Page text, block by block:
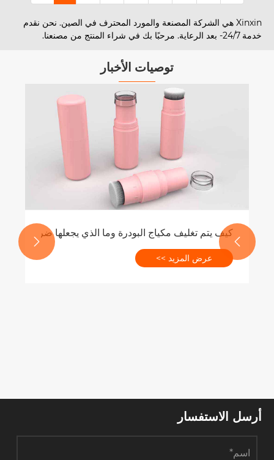
Xinxin هي الشركة المصنعة والمورد المحترف في الصين. نحن نقدم
توصيات الأخبار
كيف يتم تغليف مكياج البودرة وما الذي يجعلها ضرورية
عرض المزيد >>


الاستفسار